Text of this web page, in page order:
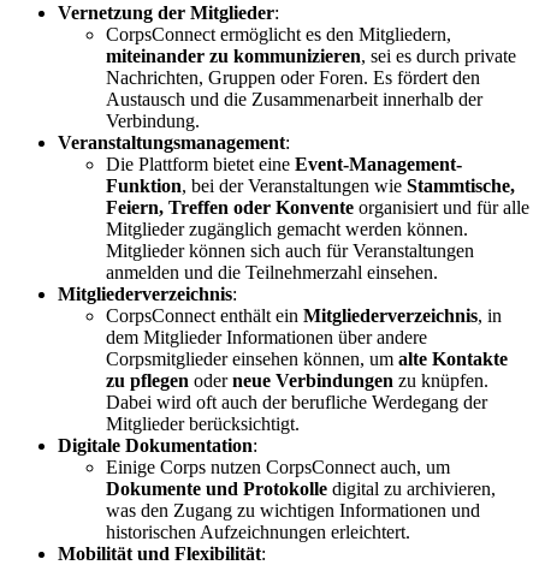
Vernetzung der Mitglieder:
CorpsConnect ermöglicht es den Mitgliedern,
miteinander zu kommunizieren, sei es durch private
Nachrichten, Gruppen oder Foren. Es fördert den
Austausch und die Zusammenarbeit innerhalb der
Verbindung.
Veranstaltungsmanagement:
Die Plattform bietet eine Event-Management-
Funktion, bei der Veranstaltungen wie Stammtische,
Feiern, Treffen oder Konvente organisiert und für alle
Mitglieder zugänglich gemacht werden können.
Mitglieder können sich auch für Veranstaltungen
anmelden und die Teilnehmerzahl einsehen.
Mitgliederverzeichnis:
CorpsConnect enthält ein Mitgliederverzeichnis, in
dem Mitglieder Informationen über andere
Corpsmitglieder einsehen können, um alte Kontakte
zu pflegen oderneue Verbindungen zu knüpfen.
Dabei wird oft auch der berufliche Werdegang der
Mitglieder berücksichtigt.
Digitale Dokumentation:
Einige Corps nutzen CorpsConnect auch, um
Dokumente und Protokolle digital zu archivieren,
was den Zugang zu wichtigen Informationen und
historischen Aufzeichnungen erleichtert.
Mobilität und Flexibilität: